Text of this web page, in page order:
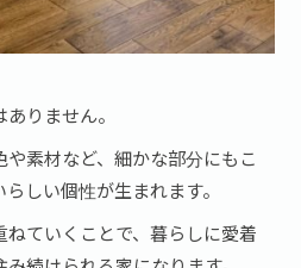
りません。
素材など、細かな部分にもこ
しい個性が生まれます。
ねていくことで、暮らしに愛着